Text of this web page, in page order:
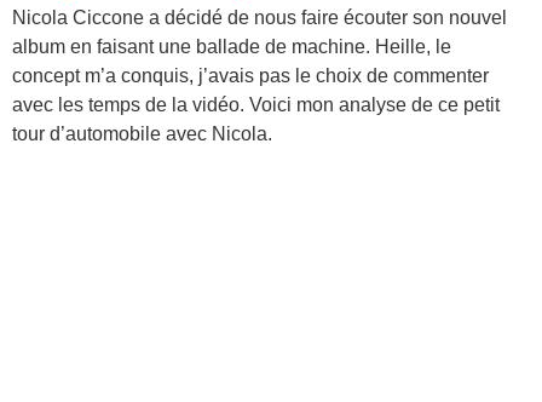
Nicola Ciccone a décidé de nous faire écouter son nouvel
album en faisant une ballade de machine. Heille, le
concept m’a conquis, j’avais pas le choix de commenter
avec les temps de la vidéo. Voici mon analyse de ce petit
tour d’automobile avec Nicola.